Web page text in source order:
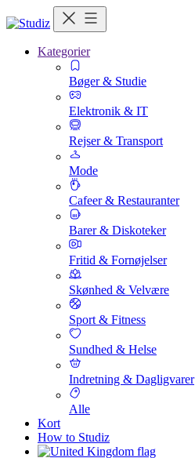
Kategorier
Bøger & Studie
Elektronik & IT
Rejser & Transport
Mode
Cafeer & Restauranter
Barer & Diskoteker
Fritid & Fornøjelser
Skønhed & Velvære
Sport & Fitness
Sundhed & Helse
Indretning & Dagligvarer
Alle
Kort
How to Studiz